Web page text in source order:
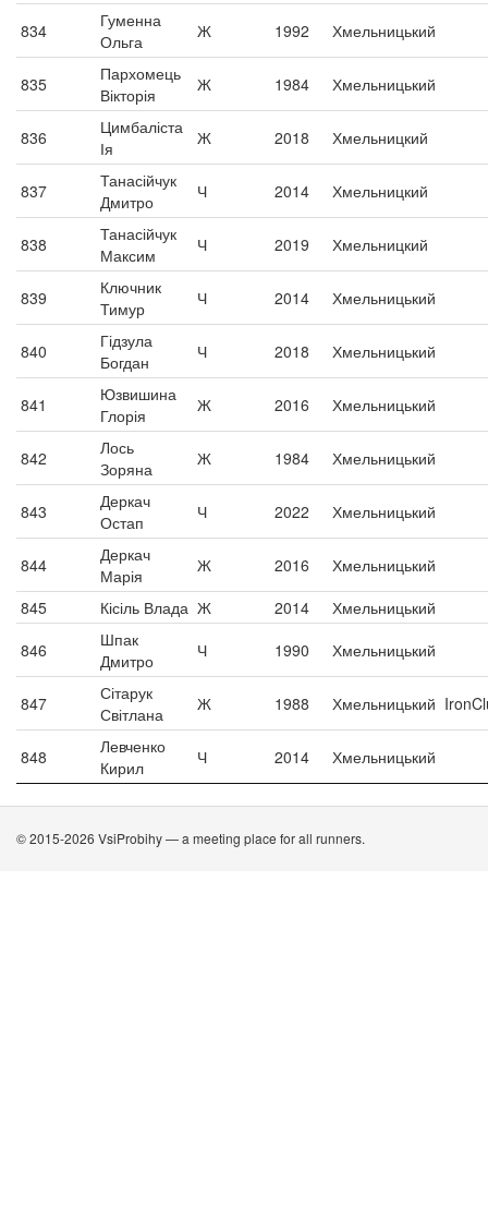
834
Гуменна
Ольга
Ж 1992 Хмельницький
835
Пархомець
Вікторія
Ж 1984 Хмельницький
836
Цимбаліста
Ія
Ж 2018 Хмельницкий
837
Танасійчук
Дмитро
Ч 2014 Хмельницкий
838
Танасійчук
Максим
Ч 2019 Хмельницкий
839
Ключник
Тимур
Ч 2014 Хмельницький
840
Гідзула
Богдан
Ч 2018 Хмельницький
841
Юзвишина
Глорія
Ж 2016 Хмельницький
842
Лось
Зоряна
Ж 1984 Хмельницький
843
Деркач
Остап
Ч 2022 Хмельницький
844
Деркач
Марія
Ж 2016
Хмельницький
845
Кісіль Влада Ж 2014
Хмельницький
846
Шпак
Дмитро
Ч 1990 Хмельницький
847
Сітарук
Світлана
Ж 1988 Хмельницький
848
Левченко
Кирил
Ч 2014 Хмельницький
© 2015-2026 VsiProbihy — a meeting place for all runners.